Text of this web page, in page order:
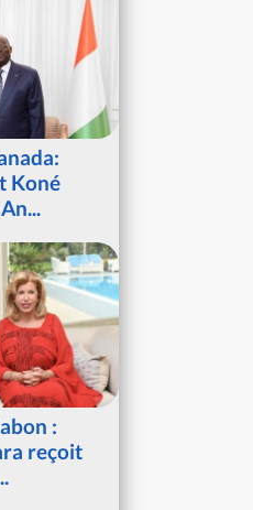
Koné
:
reçoit